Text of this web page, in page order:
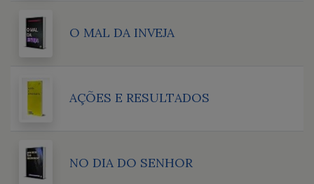
O MAL DA INVEJA
AÇÕES E RESULTADOS
NO DIA DO SENHOR